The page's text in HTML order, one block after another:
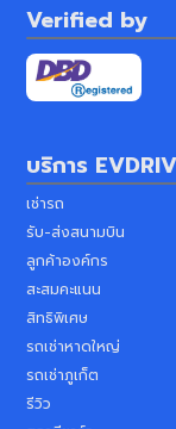
Verified by
บริการ
เช่ารถ
รับ-ส่งสนามบิน
ลูกค้าองค์กร
สะสมคะแนน
สิทธิพิเศษ
รถเช่าหาดใหญ่
รถเช่าภูเก็ต
รีวิว